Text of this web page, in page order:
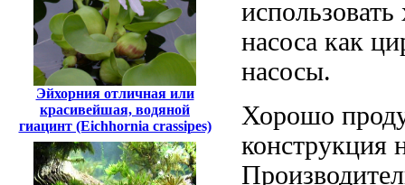
Эйхорния отличная или
красивейшая, водяной
гиацинт (Eichhornia crassipes)
использовать
насоса как
насосы.
Хорошо
конструкция